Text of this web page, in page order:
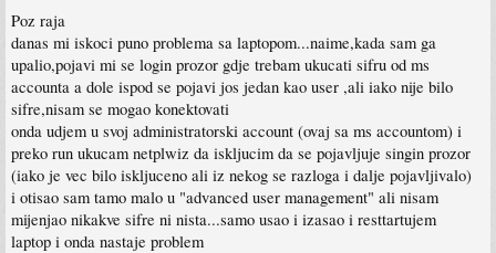
Poz raja
danas mi iskoci puno problema sa laptopom...naime,kada sam ga
upalio,pojavi mi se login prozor gdje trebam ukucati sifru od ms
accounta a dole ispod se pojavi jos jedan kao user ,ali iako nije bilo
sifre,nisam se mogao konektovati
onda udjem u svoj administratorski account (ovaj sa ms accountom) i
preko run ukucam netplwiz da iskljucim da se pojavljuje singin prozor
(iako je vec bilo iskljuceno ali iz nekog se razloga i dalje pojavljivalo)
i otisao sam tamo malo u "advanced user management" ali nisam
mijenjao nikakve sifre ni nista...samo usao i izasao i resttartujem
laptop i onda nastaje problem